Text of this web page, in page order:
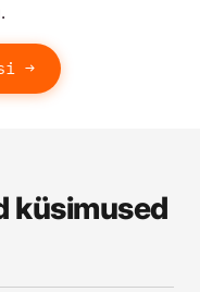
→
küsimused